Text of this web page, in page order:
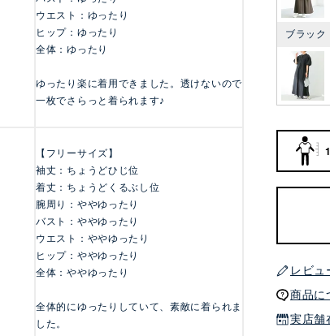
ブラック
レビュ
商品に
実店舗
ウエスト：ゆったり
ヒップ：ゆったり
全体：ゆったり
ゆったり楽に着用できました。透けないので
一枚でさらっと着られます♪
【フリーサイズ】
袖丈：ちょうどひじ位
着丈：ちょうどくるぶし位
腕周り：ややゆったり
バスト：ややゆったり
ウエスト：ややゆったり
ヒップ：ややゆったり
全体：ややゆったり
全体的にゆったりしていて、素敵に着られま
した。